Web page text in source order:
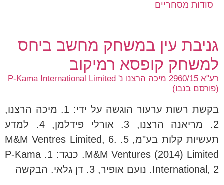
סודות מסחריים
גניבת עין במשחק מחשב ביחס
למשחק קופסא רמיקוב
רע"א 2960/15 מיכה הרצנו נ' P-Kama International Limited
(פורסם בנבו)
בקשת רשות ערעור הוגשה על ידי: 1. מיכה הרצנו,
2. מריאנה הרצנו, 3. אורלי פידלמן, 4. למדע
תעשיות קלות בע"מ, 5. M&M Ventres Limited, 6.
M&M Ventures (2014) Limited. כנגד: 1. P-Kama
International, 2. נועם אופיר, 3. דן גלאי. הבקשה